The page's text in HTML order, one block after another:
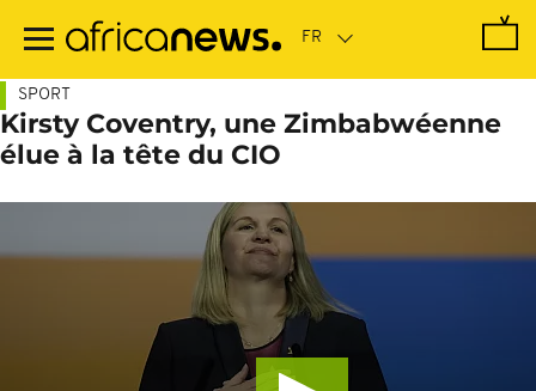
contenu
SPORT
Kirsty Coventry, une Zimbabwéenne
élue à la tête du CIO